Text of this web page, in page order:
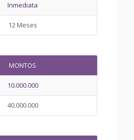
Inmediata
12 Meses
MONTOS
10.000.000
40.000.000